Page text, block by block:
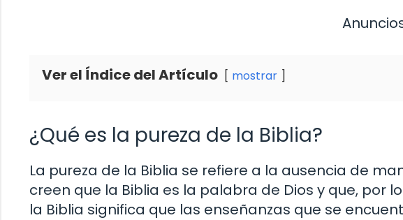
Ver el Índice del Artículo mostrar
¿Qué es la pureza de la Biblia?
La pureza de la Biblia se refiere a la ausencia de
creen que la Biblia es la palabra de Dios y que, por
la Biblia significa que las enseñanzas que se